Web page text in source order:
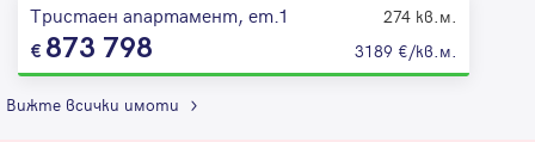
Тристаен апартамент, ет.1 274 кв.м.
873 798 3189 €/кв.м.
Вижте всички имоти